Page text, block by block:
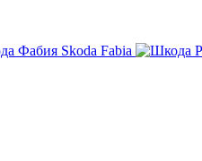
Skoda Fabia